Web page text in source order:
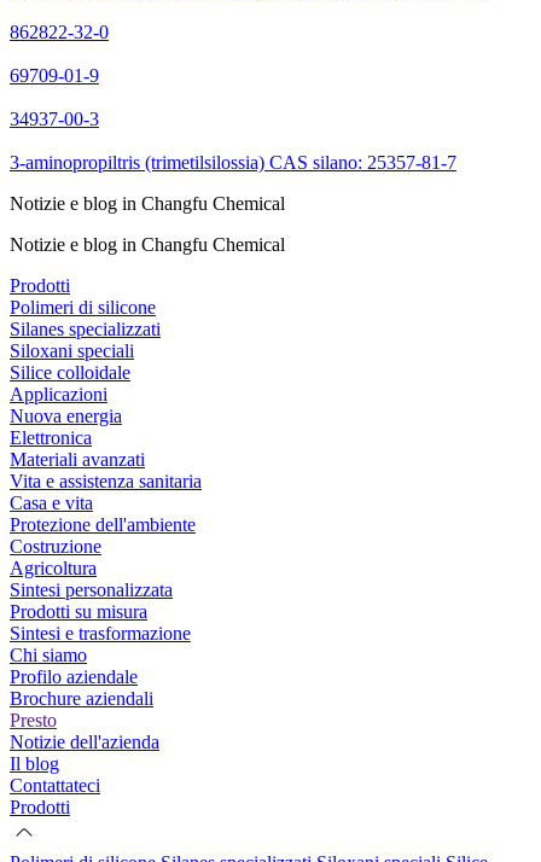
862822-32-0
69709-01-9
34937-00-3
3-aminopropiltris (trimetilsilossia) CAS silano: 25357-81-7
Notizie e blog in Changfu Chemical
Notizie e blog in Changfu Chemical
Prodotti
Polimeri di silicone
Silanes specializzati
Siloxani speciali
Silice colloidale
Applicazioni
Nuova energia
Elettronica
Materiali avanzati
Vita e assistenza sanitaria
Casa e vita
Protezione dell'ambiente
Costruzione
Agricoltura
Sintesi personalizzata
Prodotti su misura
Sintesi e trasformazione
Chi siamo
Profilo aziendale
Brochure aziendali
Presto
Notizie dell'azienda
Il blog
Contattateci
Prodotti